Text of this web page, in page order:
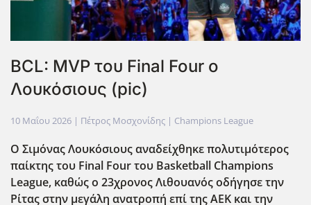
BCL: MVP του Final Four ο
Λουκόσιους (pic)
10 Μαΐου 2026 | Πέτρος Μοσχονίδης | Champions League
Ο Σιμόνας Λουκόσιους αναδείχθηκε πολυτιμότερος
παίκτης του Final Four του Basketball Champions
League, καθώς ο 23χρονος Λιθουανός οδήγησε την
Ρίτας στην μεγάλη ανατροπή επί της ΑΕΚ και την